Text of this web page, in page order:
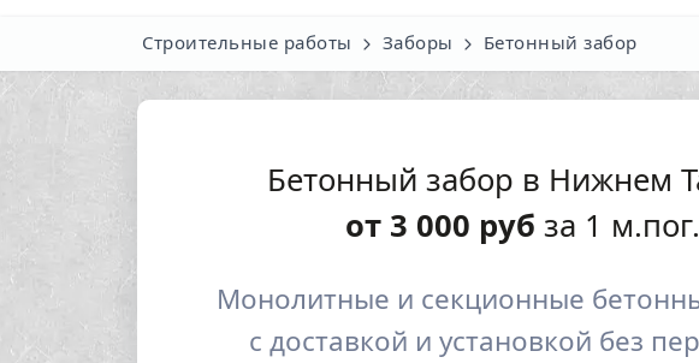
Строительные работы Заборы Бетонный забор
Бетонный забор в Нижнем
от 3 000 руб за 1 м.пог.
Монолитные и секционные
с доставкой и установкой без